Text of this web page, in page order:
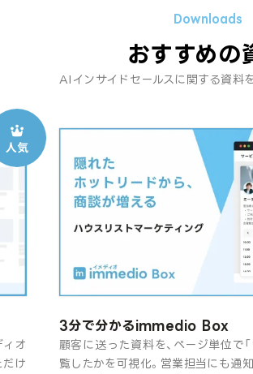
おすすめの
AIインサイドセールスに関する資料
オ
だけ
3分で分かるimmedio Box
顧客に送った資料を、ページ単位で「
覧したかを可視化。営業担当にも通